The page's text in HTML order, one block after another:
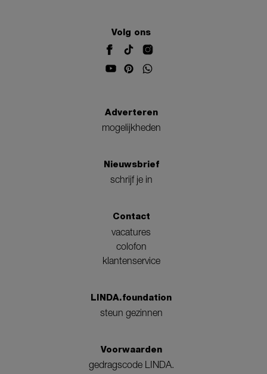
Volg ons
Adverteren
mogelijkheden
Nieuwsbrief
schrijf je in
Contact
vacatures
colofon
klantenservice
LINDA.foundation
steun gezinnen
Voorwaarden
gedragscode LINDA.